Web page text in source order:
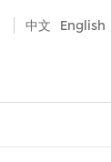
中文 English